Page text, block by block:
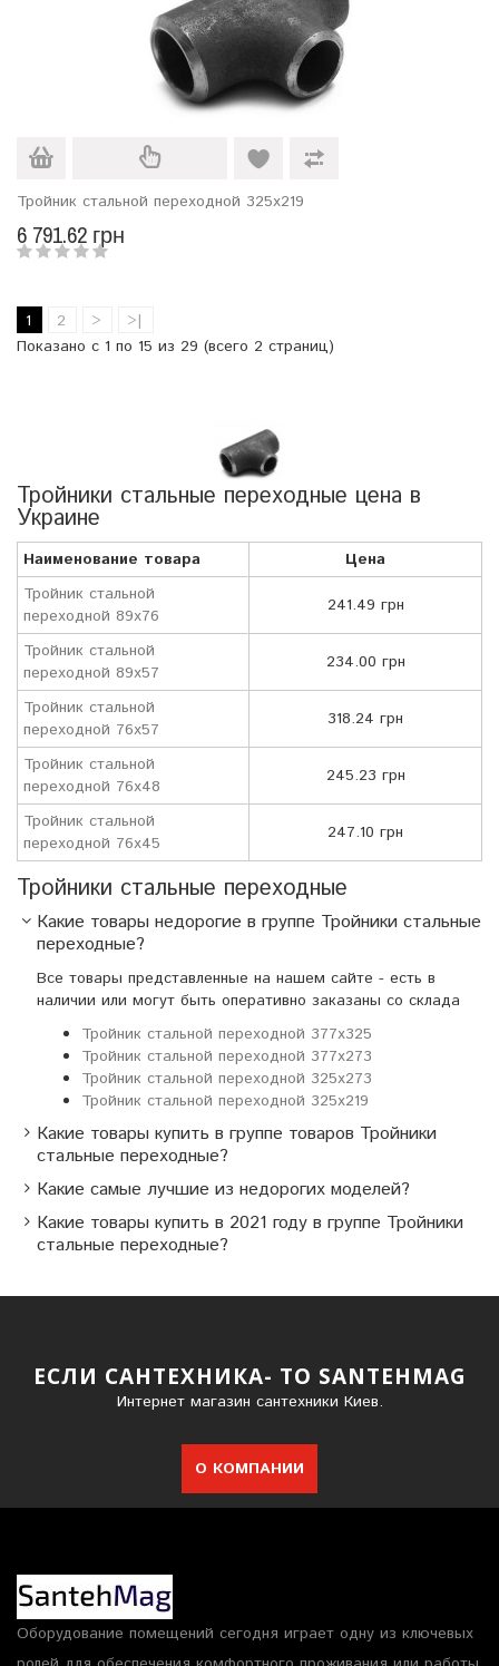
Тройник стальной переходной 325х219
6 791.62 грн
1 2 >
>|
Показано с 1 по 15 из 29 (всего 2 страниц)
Тройники стальные переходные цена в
Украине
Наименование товара
Цена
Тройник стальной
переходной 89х76
241.49 грн
Тройник стальной
переходной 89х57
234.00 грн
Тройник стальной
переходной 76х57
318.24 грн
Тройник стальной
переходной 76х48
245.23 грн
Тройник стальной
переходной 76х45
247.10 грн
Тройники стальные переходные
Какие товары недорогие в группе Тройники стальные
переходные?
Все товары представленные на нашем сайте - есть в
наличии или могут быть оперативно заказаны со склада
Тройник стальной переходной 377х325
Тройник стальной переходной 377х273
Тройник стальной переходной 325х273
Тройник стальной переходной 325х219
Какие товары купить в группе товаров Тройники
стальные переходные?
Какие самые лучшие из недорогих моделей?
Какие товары купить в 2021 году в группе Тройники
стальные переходные?
ЕСЛИ САНТЕХНИКА- ТО SANTEHMAG
Интернет магазин сантехники Киев.
О КОМПАНИИ
Оборудование помещений сегодня играет одну из ключевых